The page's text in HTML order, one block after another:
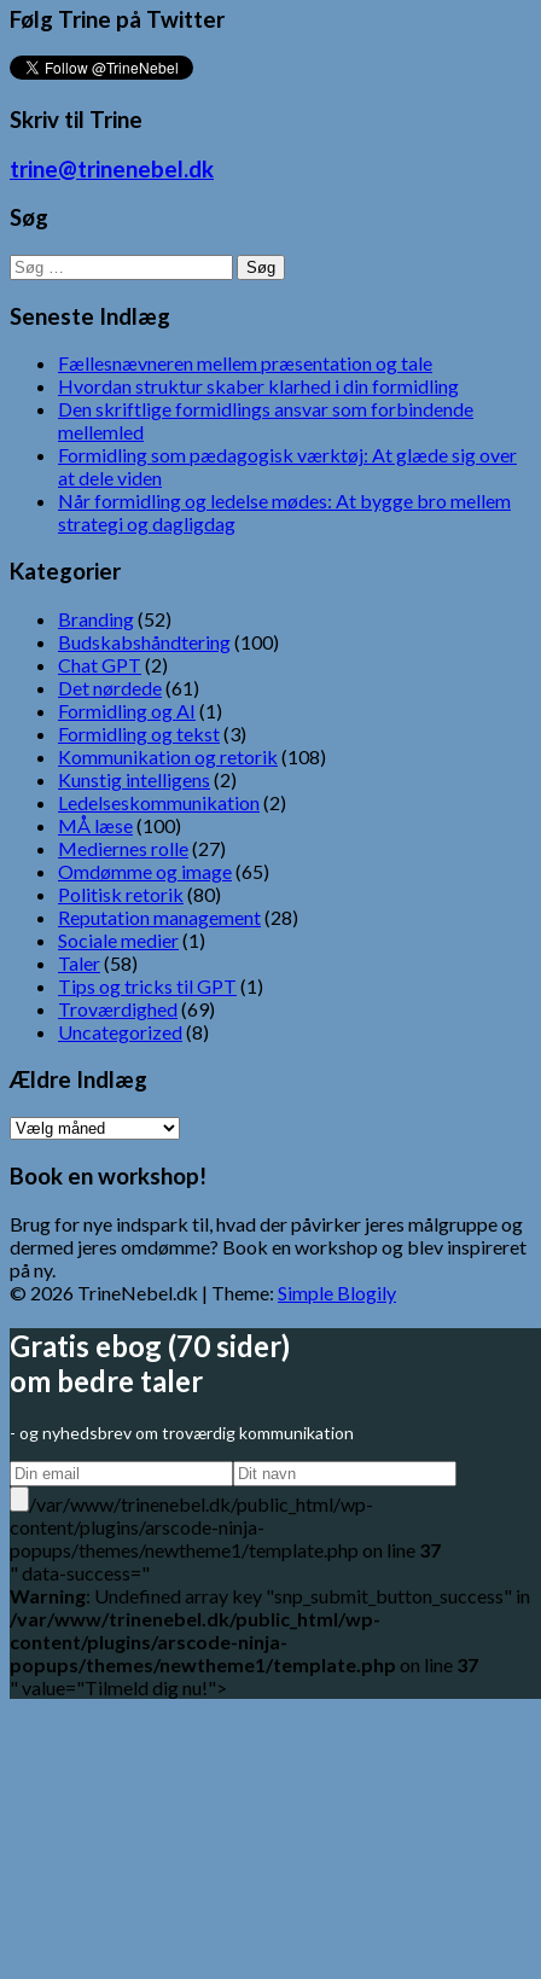
Følg Trine på Twitter
Skriv til Trine
trine@trinenebel.dk
Søg
Søg
efter:
Seneste Indlæg
Fællesnævneren mellem præsentation og tale
Hvordan struktur skaber klarhed i din formidling
Den skriftlige formidlings ansvar som forbindende
mellemled
Formidling som pædagogisk værktøj: At glæde sig over
at dele viden
Når formidling og ledelse mødes: At bygge bro mellem
strategi og dagligdag
Kategorier
Branding(52)
Budskabshåndtering(100)
Chat GPT (2)
Det nørdede(61)
Formidling og AI (1)
Formidling og tekst(3)
Kommunikation og retorik (108)
Kunstig intelligens (2)
Ledelseskommunikation (2)
MÅ læse(100)
Mediernes rolle(27)
Omdømme og image(65)
Politisk retorik (80)
Reputation management(28)
Sociale medier(1)
Taler(58)
Tips og tricks til GPT (1)
Troværdighed (69)
Uncategorized (8)
Ældre Indlæg
Ældre
Book en workshop!
Brug for nye indspark til, hvad der påvirker jeres målgruppe og
dermed jeres omdømme? Book en workshop og blev inspireret
på ny.
© 2026 TrineNebel.dk | Theme: Simple Blogily
Gratis ebog (70 sider)
om bedre taler
- og nyhedsbrev om troværdig kommunikation
/var/www/trinenebel.dk/public_html/wp-
content/plugins/arscode-ninja-
popups/themes/newtheme1/template.php on line 37
" data-success="
Warning: Undefined array key "snp_submit_button_success" in
/var/www/trinenebel.dk/public_html/wp-
content/plugins/arscode-ninja-
popups/themes/newtheme1/template.php on line 37
" value="Tilmeld dig nu!">